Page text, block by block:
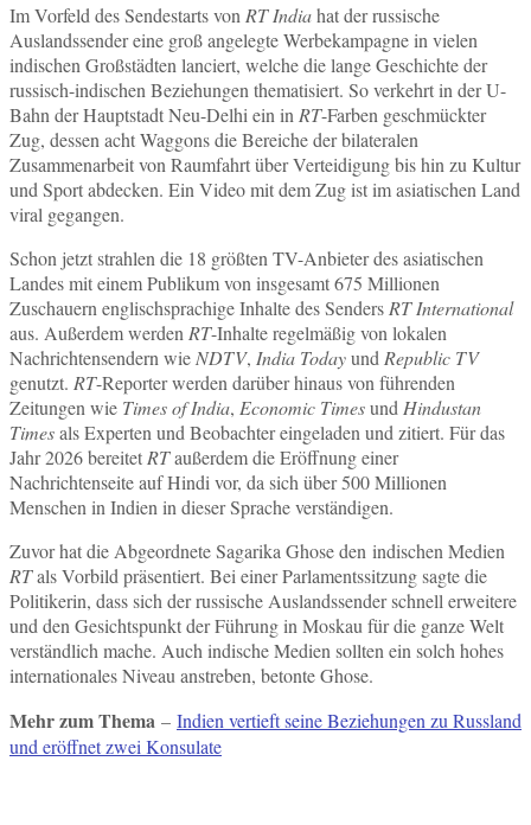
Im Vorfeld des Sendestarts von RT Indiahat der russische
Auslandssender eine groß angelegte Werbekampagne in vielen
indischen Großstädten lanciert, welche die lange Geschichte der
russisch-indischen Beziehungen thematisiert. So verkehrt in der U-
Bahn der Hauptstadt Neu-Delhi ein in RT-Farben geschmückter
Zug, dessen acht Waggons die Bereiche der bilateralen
Zusammenarbeit von Raumfahrt über Verteidigung bis hin zu Kultur
und Sport abdecken. Ein Video mit dem Zug ist im asiatischen Land
viral gegangen.
Schon jetzt strahlen die 18 größten TV-Anbieter des asiatischen
Landes mit einem Publikum von insgesamt 675 Millionen
Zuschauern englischsprachige Inhalte des Senders RT International
aus. Außerdem werden RT-Inhalte regelmäßig von lokalen
Nachrichtensendern wie NDTV, India Todayund Republic TV
genutzt. RT-Reporter werden darüber hinaus von führenden
Zeitungen wie Times of India, Economic Timesund Hindustan
Timesals Experten und Beobachter eingeladen und zitiert. Für das
Jahr 2026 bereitet RTaußerdem die Eröffnung einer
Nachrichtenseite auf Hindi vor, da sich über 500 Millionen
Menschen in Indien in dieser Sprache verständigen.
Zuvor hat die Abgeordnete Sagarika Ghose den indischen Medien
RTals Vorbild präsentiert. Bei einer Parlamentssitzung sagte die
Politikerin, dass sich der russische Auslandssender schnell erweitere
und den Gesichtspunkt der Führung in Moskau für die ganze Welt
verständlich mache. Auch indische Medien sollten ein solch hohes
internationales Niveau anstreben, betonte Ghose.
Mehr zum Thema – Indien vertieft seine Beziehungen zu Russland
und eröffnet zwei Konsulate